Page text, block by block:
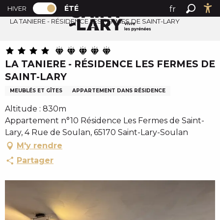
A
l
r
a
u
c
n
t
e
n
u
n
PAGE D’ACCUEIL ACTUELLE ÉTÉ : PASSER EN MODE
HIVER PAGE D’ACCUEIL ACTUELLE ÉTÉ :
ÉTÉ
fr
Accueil été
LA TANIERE - RÉSIDENCE LES FERMES DE SAINT-LARY
LA TANIERE - RÉSIDENCE LES FERMES DE
SAINT-LARY
MEUBLÉS ET GÎTES APPARTEMENT DANS RÉSIDENCE
Altitude : 830m
Appartement n°10 Résidence Les Fermes de Saint-
Lary, 4 Rue de Soulan, 65170 Saint-Lary-Soulan
M'y rendre
Partager